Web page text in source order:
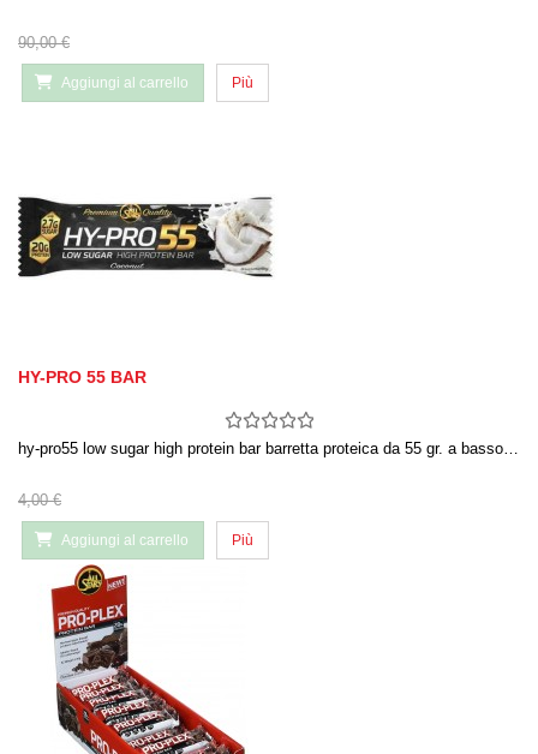
90,00 €
Aggiungi al carrello Più
HY-PRO 55 BAR
hy-pro55 low sugar high protein bar barretta proteica da 55 gr. a basso…
4,00 €
Aggiungi al carrello Più